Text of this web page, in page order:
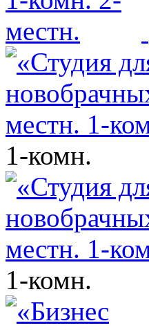
1-комн.
1-комн.